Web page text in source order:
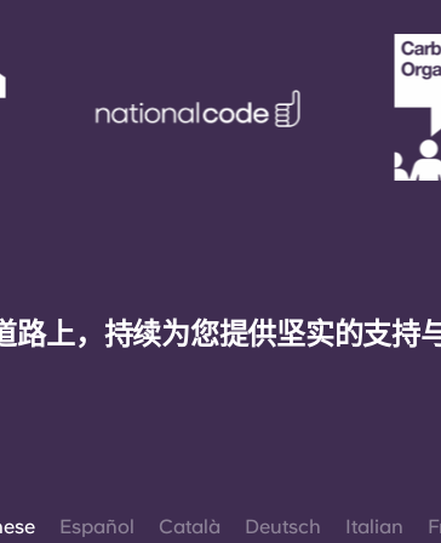
上，持续为您提供坚实的支持
Español Català Deutsch Italian